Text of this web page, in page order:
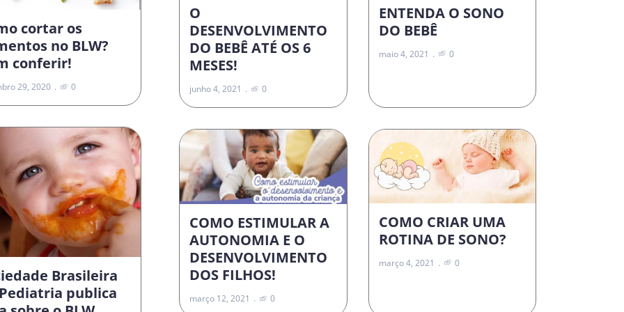
cortar os
no BLW?
conferir!
29, 2020 0
Brasileira
publica
O
DESENVOLVIMENTO
DO BEBÊ ATÉ OS 6
MESES!
junho 4, 2021 0
ENTENDA O SONO
DO BEBÊ
maio 4, 2021 0
COMO ESTIMULAR A
AUTONOMIA E O
DESENVOLVIMENTO
DOS FILHOS!
março 12, 2021 0
COMO CRIAR UMA
ROTINA DE SONO?
março 4, 2021 0